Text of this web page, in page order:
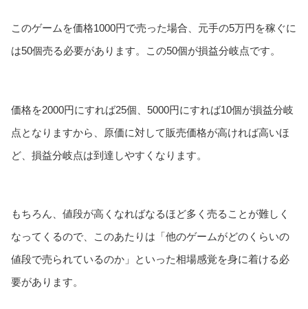
このゲームを価格1000円で売った場合、元手の5万円を稼ぐに
は50個売る必要があります。この50個が損益分岐点です。
価格を2000円にすれば25個、5000円にすれば10個が損益分岐
点となりますから、原価に対して販売価格が高ければ高いほ
ど、損益分岐点は到達しやすくなります。
もちろん、値段が高くなればなるほど多く売ることが難しく
なってくるので、このあたりは「他のゲームがどのくらいの
値段で売られているのか」といった相場感覚を身に着ける必
要があります。